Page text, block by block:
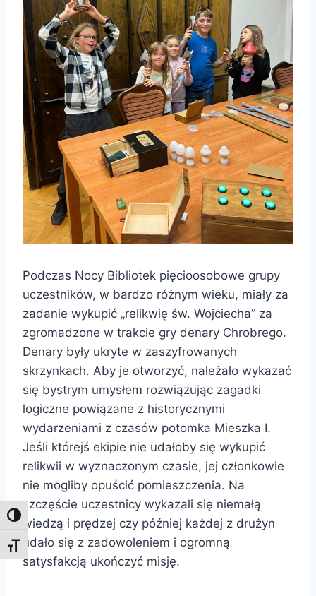
Toggle High Contrast
Toggle Font size
Podczas Nocy Bibliotek pięcioosobowe grupy
uczestników, w bardzo różnym wieku, miały za
zadanie wykupić „relikwię św. Wojciecha” za
zgromadzone w trakcie gry denary Chrobrego.
Denary były ukryte w zaszyfrowanych
skrzynkach. Aby je otworzyć, należało wykazać
się bystrym umysłem rozwiązując zagadki
logiczne powiązane z historycznymi
wydarzeniami z czasów potomka Mieszka I.
Jeśli którejś ekipie nie udałoby się wykupić
relikwii w wyznaczonym czasie, jej członkowie
nie mogliby opuścić pomieszczenia. Na
szczęście uczestnicy wykazali się niemałą
wiedzą i prędzej czy później każdej z drużyn
udało się z zadowoleniem i ogromną
satysfakcją ukończyć misję.